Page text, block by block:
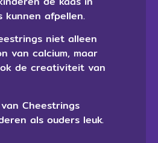
afpellen.
niet alleen
van calcium, maar
de creativiteit van
Cheestrings
als ouders leuk.